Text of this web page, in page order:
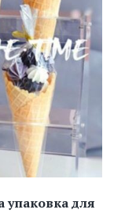
упаковка для